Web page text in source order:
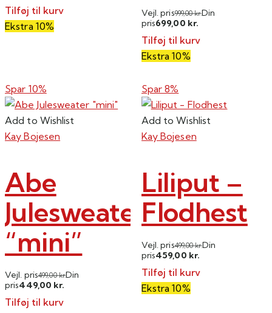
Tilføj til kurv
Ekstra 10%
Vejl. pris999,00kr.Din
pris699,00 kr.
Tilføj til kurv
Ekstra 10%
Spar 10%
Add to Wishlist
Kay Bojesen
Abe
Julesweater
“mini”
Vejl. pris499,00kr.Din
pris449,00 kr.
Tilføj til kurv
Spar 8%
Add to Wishlist
Kay Bojesen
Liliput –
Flodhest
Vejl. pris499,00kr.Din
pris459,00 kr.
Tilføj til kurv
Ekstra 10%